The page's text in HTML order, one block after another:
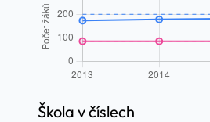
Škola v číslech